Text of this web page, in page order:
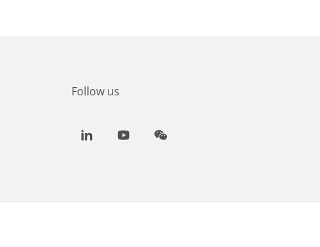
Follow us
LinkedInYoutubeWeChat